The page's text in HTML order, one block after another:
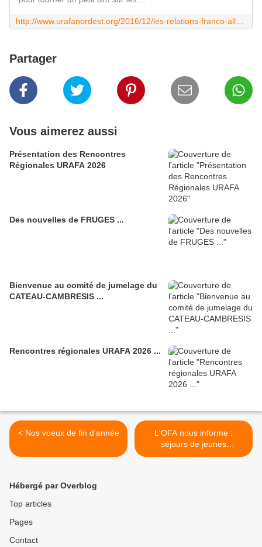
Partager
Vous aimerez aussi
Présentation des Rencontres
Régionales URAFA 2026
Des nouvelles de FRUGES ...
Bienvenue au comité de jumelage du
CATEAU-CAMBRESIS ...
Rencontres régionales URAFA 2026 ...
< Nos voeux de fin d'année
L'OFA nous informe :
séjours de jeunes
professionnels dans un
Hébergé par Overblog
Top articles
Pages
Contact